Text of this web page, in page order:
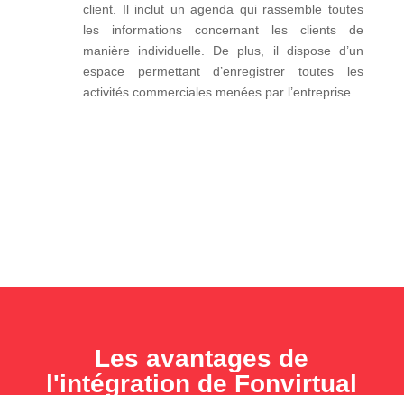
client. Il inclut un agenda qui rassemble toutes
les informations concernant les clients de
manière individuelle. De plus, il dispose d’un
espace permettant d’enregistrer toutes les
activités commerciales menées par l’entreprise.
Les avantages de
l'intégration de Fonvirtual